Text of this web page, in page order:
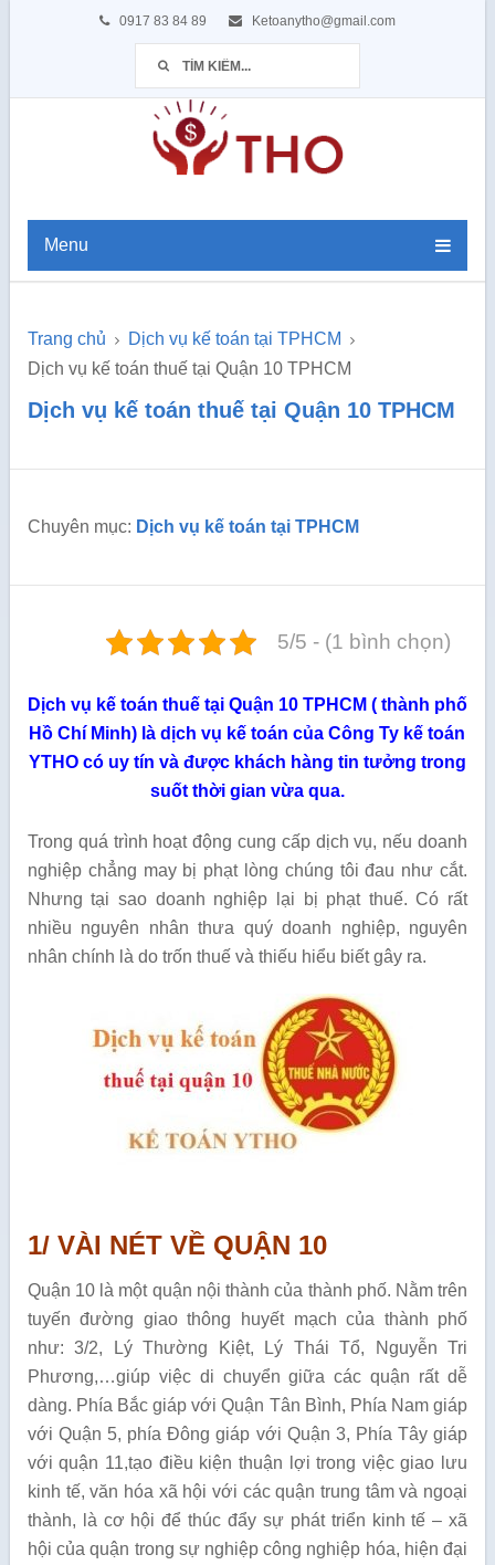
0917 83 84 89 Ketoanytho@gmail.com
Menu
Trang chủ
Dịch vụ kế toán tại TPHCM
Dịch vụ kế toán thuế tại Quận 10 TPHCM
Dịch vụ kế toán thuế tại Quận 10 TPHCM
Chuyên mục: Dịch vụ kế toán tại TPHCM
5/5 - (1 bình chọn)
Dịch vụ kế toán thuế tại Quận 10 TPHCM ( thành phố
Hồ Chí Minh) là dịch vụ kế toán của Công Ty kế toán
YTHO có uy tín và được khách hàng tin tưởng trong
suốt thời gian vừa qua.
Trong quá trình hoạt động cung cấp dịch vụ, nếu doanh
nghiệp chẳng may bị phạt lòng chúng tôi đau như cắt.
Nhưng tại sao doanh nghiệp lại bị phạt thuế. Có rất
nhiều nguyên nhân thưa quý doanh nghiệp, nguyên
nhân chính là do trốn thuế và thiếu hiểu biết gây ra.
1/ VÀI NÉT VỀ QUẬN 10
Quận 10 là một quận nội thành của thành phố. Nằm trên
tuyến đường giao thông huyết mạch của thành phố
như: 3/2, Lý Thường Kiệt, Lý Thái Tổ, Nguyễn Tri
Phương,…giúp việc di chuyển giữa các quận rất dễ
dàng. Phía Bắc giáp với Quận Tân Bình, Phía Nam giáp
với Quận 5, phía Đông giáp với Quận 3, Phía Tây giáp
với quận 11,tạo điều kiện thuận lợi trong việc giao lưu
kinh tế, văn hóa xã hội với các quận trung tâm và ngoại
thành, là cơ hội để thúc đẩy sự phát triển kinh tế – xã
hội của quận trong sự nghiệp công nghiệp hóa, hiện đại